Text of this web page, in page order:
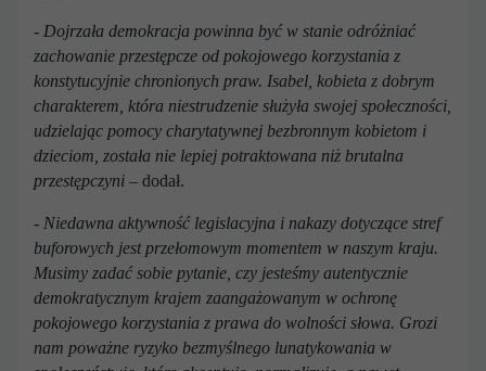
- Dojrzała demokracja powinna być w stanie odróżniać
zachowanie przestępcze od pokojowego korzystania z
konstytucyjnie chronionych praw. Isabel, kobieta z dobrym
charakterem, która niestrudzenie służyła swojej społeczności,
udzielając pomocy charytatywnej bezbronnym kobietom i
dzieciom, została nie lepiej potraktowana niż brutalna
przestępczyni – dodał.
- Niedawna aktywność legislacyjna i nakazy dotyczące stref
buforowych jest przełomowym momentem w naszym kraju.
Musimy zadać sobie pytanie, czy jesteśmy autentycznie
demokratycznym krajem zaangażowanym w ochronę
pokojowego korzystania z prawa do wolności słowa. Grozi
nam poważne ryzyko bezmyślnego lunatykowania w